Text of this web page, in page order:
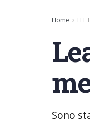
Home EFL
Sono